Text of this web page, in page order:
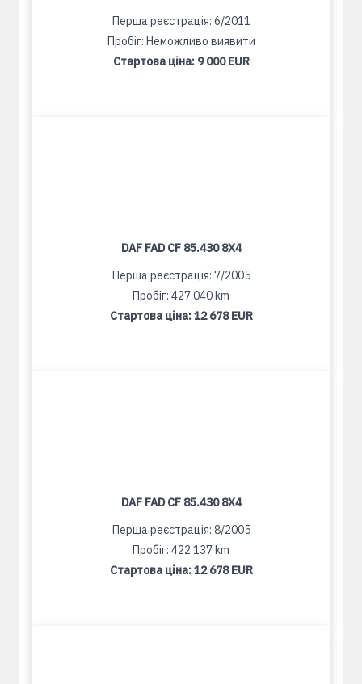
Перша реєстрація: 6/2011
Пробіг: Неможливо виявити
Стартова ціна: 9 000 EUR
DAF FAD CF 85.430 8X4
Перша реєстрація: 7/2005
Пробіг: 427 040 km
Стартова ціна:12 678 EUR
DAF FAD CF 85.430 8X4
Перша реєстрація: 8/2005
Пробіг: 422 137 km
Стартова ціна:12 678 EUR